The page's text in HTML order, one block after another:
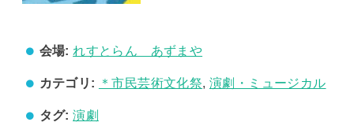
会場: れすとらん あずまや
カテゴリ: ＊市民芸術文化祭, 演劇・ミュージカル
タグ: 演劇